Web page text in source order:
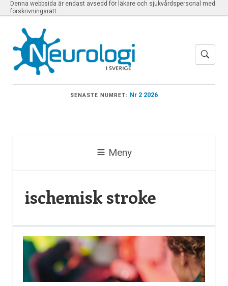
Denna webbsida är endast avsedd för läkare och sjukvårdspersonal med
förskrivningsrätt.
SENASTE NUMRET: Nr 2 2026
Meny
ischemisk stroke